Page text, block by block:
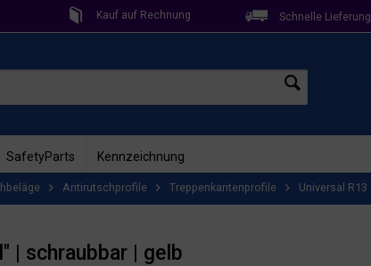
Kauf auf Rechnung Schnelle Lieferung
SafetyParts Kennzeichnung
Antirutschprofile Treppenkantenprofile Universal R13
| schraubbar | gelb